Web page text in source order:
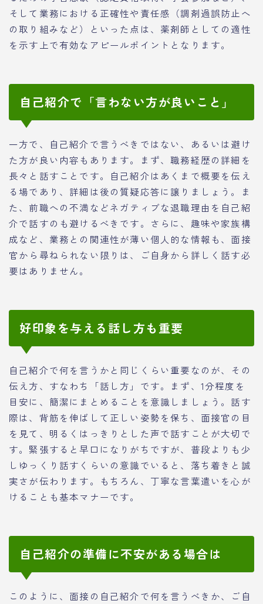
そして業務における正確性や責任感（調剤過誤防止へ
の取り組みなど）といった点は、薬剤師としての適性
を示す上で有効なアピールポイントとなります。
自己紹介で「言わない方が良いこと」
一方で、自己紹介で言うべきではない、あるいは避け
た方が良い内容もあります。まず、職務経歴の詳細を
長々と話すことです。自己紹介はあくまで概要を伝え
る場であり、詳細は後の質疑応答に譲りましょう。ま
た、前職への不満などネガティブな退職理由を自己紹
介で話すのも避けるべきです。さらに、趣味や家族構
成など、業務との関連性が薄い個人的な情報も、面接
官から尋ねられない限りは、ご自身から詳しく話す必
要はありません。
好印象を与える話し方も重要
自己紹介で何を言うかと同じくらい重要なのが、その
伝え方、すなわち「話し方」です。まず、1分程度を
目安に、簡潔にまとめることを意識しましょう。話す
際は、背筋を伸ばして正しい姿勢を保ち、面接官の目
を見て、明るくはっきりとした声で話すことが大切で
す。緊張すると早口になりがちですが、普段よりも少
しゆっくり話すくらいの意識でいると、落ち着きと誠
実さが伝わります。もちろん、丁寧な言葉遣いを心が
けることも基本マナーです。
自己紹介の準備に不安がある場合は
このように、面接の自己紹介で何を言うべきか、ご自